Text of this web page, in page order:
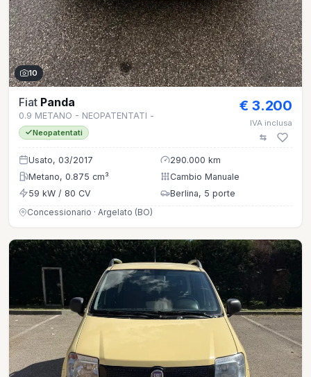
10
Fiat Panda
0.9 METANO - NEOPATENTATI -
Neopatentati
€ 3.200
IVA inclusa
Usato, 03/2017
290.000 km
Metano, 0.875 cm³
Cambio Manuale
59 kW / 80 CV
Berlina, 5 porte
Concessionario · Argelato (BO)